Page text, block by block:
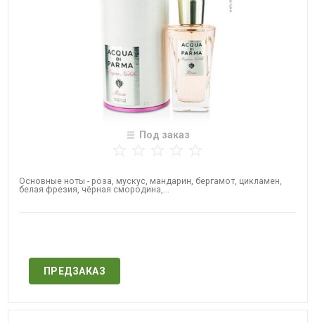
Под заказ
Основные ноты - роза, мускус, мандарин, бергамот, цикламен,
белая фрезия, чёрная смородина,...
ПРЕДЗАКАЗ